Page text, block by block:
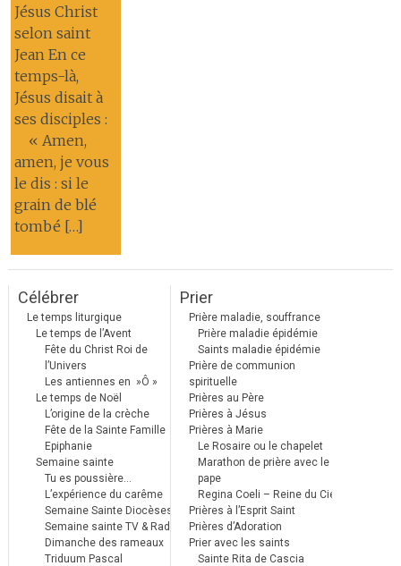
Jésus Christ
selon saint
Jean En ce
temps-là,
Jésus disait à
ses disciples :
« Amen,
amen, je vous
le dis : si le
grain de blé
tombé […]
Célébrer
Le temps liturgique
Le temps de l’Avent
Fête du Christ Roi de
l’Univers
Les antiennes en »Ô »
Le temps de Noël
L’origine de la crèche
Fête de la Sainte Famille
Epiphanie
Semaine sainte
Tu es poussière…
L’expérience du carême
Semaine Sainte Diocèses
Semaine sainte TV & Radio
Dimanche des rameaux
Triduum Pascal
Prier
Prière maladie, souffrance
Prière maladie épidémie
Saints maladie épidémie
Prière de communion
spirituelle
Prières au Père
Prières à Jésus
Prières à Marie
Le Rosaire ou le chapelet
Marathon de prière avec le
pape
Regina Coeli – Reine du Ciel
Prières à l’Esprit Saint
Prières d’Adoration
Prier avec les saints
Sainte Rita de Cascia